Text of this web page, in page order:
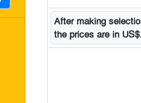
After making
the prices are in